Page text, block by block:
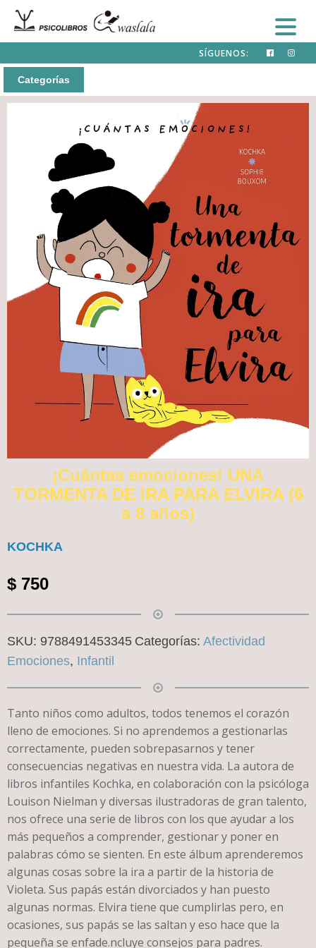
SÍGUENOS:
Categorías
¡Cuántas emociones! UNA
TORMENTA DE IRA PARA ELVIRA (6
a 8 años)
KOCHKA
$ 750
SKU: 9788491453345 Categorías: Afectividad
Emociones, Infantil
Tanto niños como adultos, todos tenemos el corazón
lleno de emociones. Si no aprendemos a gestionarlas
correctamente, pueden sobrepasarnos y tener
consecuencias negativas en nuestra vida. La autora de
libros infantiles Kochka, en colaboración con la psicóloga
Louison Nielman y diversas ilustradoras de gran talento,
nos ofrece una serie de libros con los que ayudar a los
más pequeños a comprender, gestionar y poner en
palabras cómo se sienten. En este álbum aprenderemos
algunas cosas sobre la ira a partir de la historia de
Violeta. Sus papás están divorciados y han puesto
algunas normas. Elvira tiene que cumplirlas pero, en
ocasiones, sus papás se las saltan y eso hace que la
pequeña se enfade.ncluye consejos para padres.